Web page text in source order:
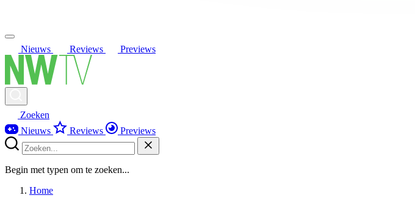
Nieuws Reviews Previews
Zoeken
Nieuws
Reviews Previews
Begin met typen om te zoeken...
Home